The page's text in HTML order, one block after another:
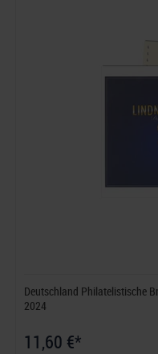
Deutschland Philatelistische
2024
11,60 €*